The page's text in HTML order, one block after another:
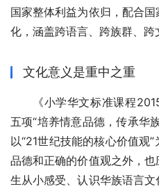
国家整体利益为依归，配合
化，涵盖跨语言、跨族群、跨
文化意义是重中之重
《小学华文标准课程
五项“培养情意品德，传承华
以“21世纪技能的核心价值观
品德和正确的价值观之外，
生从小感受、认识华族语言